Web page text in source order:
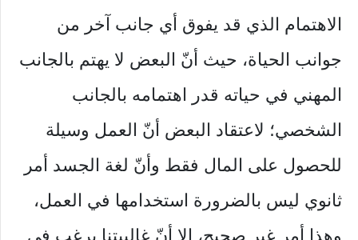
الاهتمام الذي قد يفوق أي جانب آخر من
جوانب الحياة، حيث أنّ البعض لا يهتم بالجانب
المهني في حياته قدر اهتمامه بالجانب
الشخصي؛ لاعتقاد البعض أنّ العمل وسيلة
للحصول على المال فقط وأنّ لغة الجسد أمر
ثانوي ليس بالضرورة استخدامها في العمل،
وهذا أمر غير صحيح، إلا أنّ غالبيتنا يرغب في